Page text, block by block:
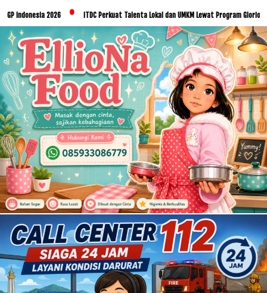
2026 ITDC Perkuat Talenta Lokal dan UMKM Lewat Program Glorious Golo